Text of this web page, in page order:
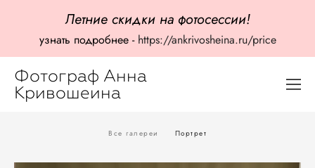
Летние скидки на фотосессии!
узнать подробнее - https://ankrivosheina.ru/price
Фотограф Анна
Кривошеина
Все галереи Портрет